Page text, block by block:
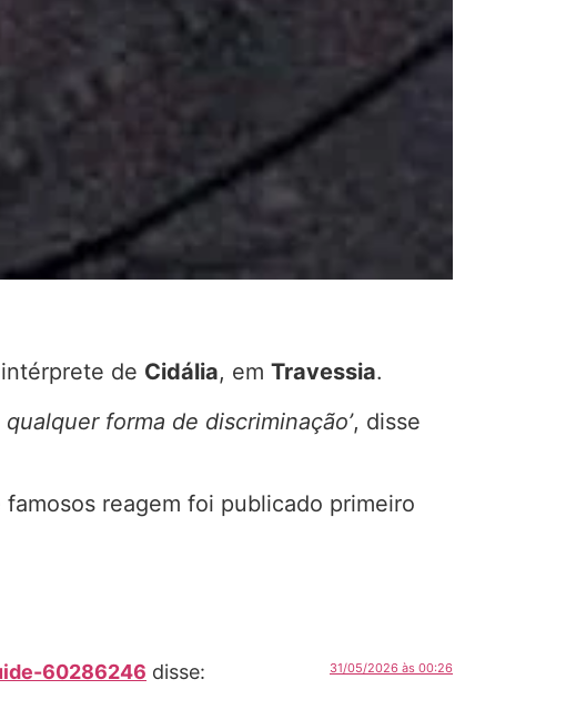
de Cidália, em Travessia.
forma de discriminação’, disse
reagem foi publicado primeiro
60286246 disse: 31/05/2026 às 00:26